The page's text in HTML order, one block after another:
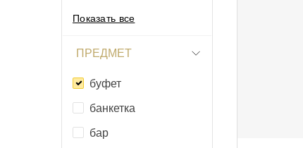
Показать все
ПРЕДМЕТ
буфет
банкетка
бар